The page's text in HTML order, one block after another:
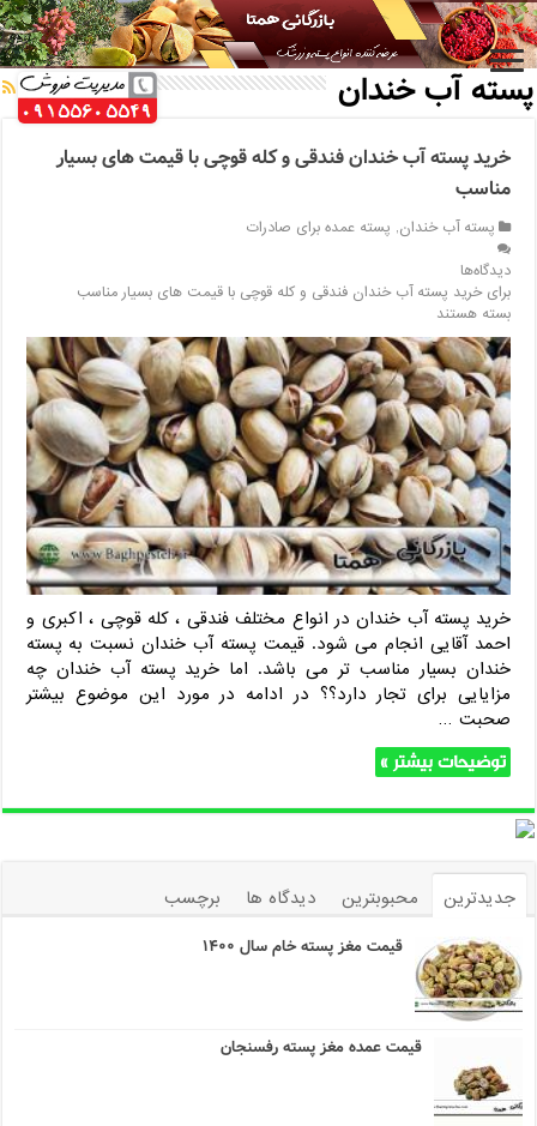
خانه / پسته آب خندان
پسته آب خندان
خرید پسته آب خندان فندقی و کله قوچی با قیمت های بسیار
مناسب
پسته آب خندان, پسته عمده برای صادرات
دیدگاه‌ها
برای خرید پسته آب خندان فندقی و کله قوچی با قیمت های بسیار مناسب
بسته هستند
خرید پسته آب خندان در انواع مختلف فندقی ، کله قوچی ، اکبری و
احمد آقایی انجام می شود. قیمت پسته آب خندان نسبت به پسته
خندان بسیار مناسب تر می باشد. اما خرید پسته آب خندان چه
مزایایی برای تجار دارد؟؟ در ادامه در مورد این موضوع بیشتر
صحبت …
توضیحات بیشتر »
جدیدترین محبوبترین دیدگاه ها برچسب
قیمت مغز پسته خام سال ۱۴۰۰
قیمت عمده مغز پسته رفسنجان